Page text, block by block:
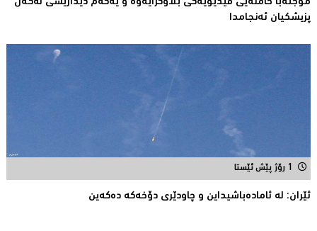
پزیشكیان ئەنجامدا
1 رۆژ پێش ئێستا
ئێران: له‌ ئاماده‌باشیداین و چاودێری دۆخه‌كه‌ ده‌كه‌ین